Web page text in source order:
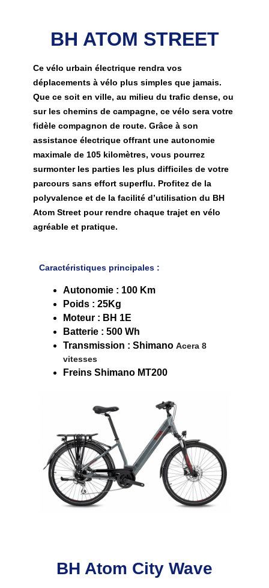
BH ATOM STREET
Ce vélo urbain électrique rendra vos
déplacements à vélo plus simples que jamais.
Que ce soit en ville, au milieu du trafic dense, ou
sur les chemins de campagne, ce vélo sera votre
fidèle compagnon de route. Grâce à son
assistance électrique offrant une autonomie
maximale de 105 kilomètres, vous pourrez
surmonter les parties les plus difficiles de votre
parcours sans effort superflu. Profitez de la
polyvalence et de la facilité d’utilisation du BH
Atom Street pour rendre chaque trajet en vélo
agréable et pratique.
Caractéristiques principales:
Autonomie : 100 Km
Poids : 25Kg
Moteur : BH 1E
Batterie : 500 Wh
Transmission : Shimano Acera 8
vitesses
Freins Shimano MT200
BH Atom City Wave